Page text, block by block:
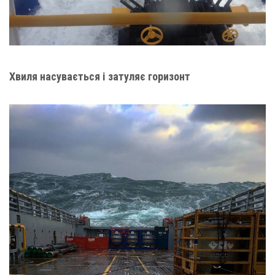
Хвиля насувається і затуляє горизонт